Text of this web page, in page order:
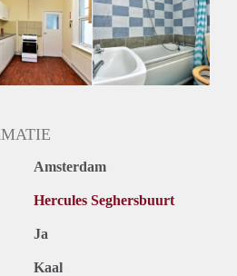
Amsterdam
Hercules Seghersbuurt
Ja
Kaal